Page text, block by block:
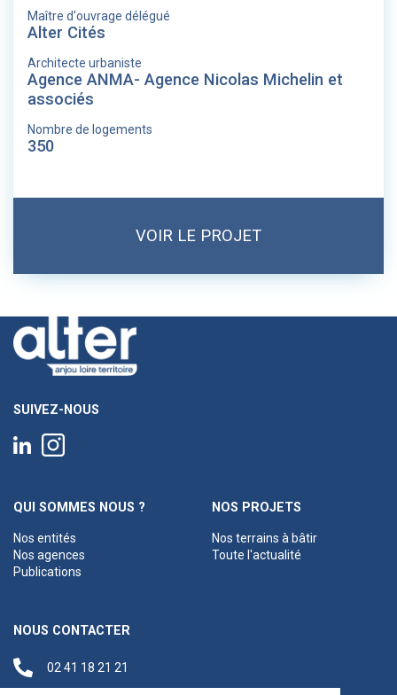
Maître d'ouvrage délégué
Alter Cités
Architecte urbaniste
Agence ANMA- Agence Nicolas Michelin et
associés
Nombre de logements
350
VOIR LE PROJET
SUIVEZ-NOUS
QUI SOMMES NOUS ?
Nos entités
Nos agences
Publications
NOS PROJETS
Nos terrains à bâtir
Toute l'actualité
NOUS CONTACTER
02 41 18 21 21